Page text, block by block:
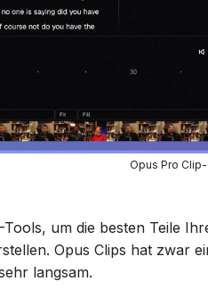
Opus Pro
um die besten Teile
Opus Clips hat zwar
langsam.